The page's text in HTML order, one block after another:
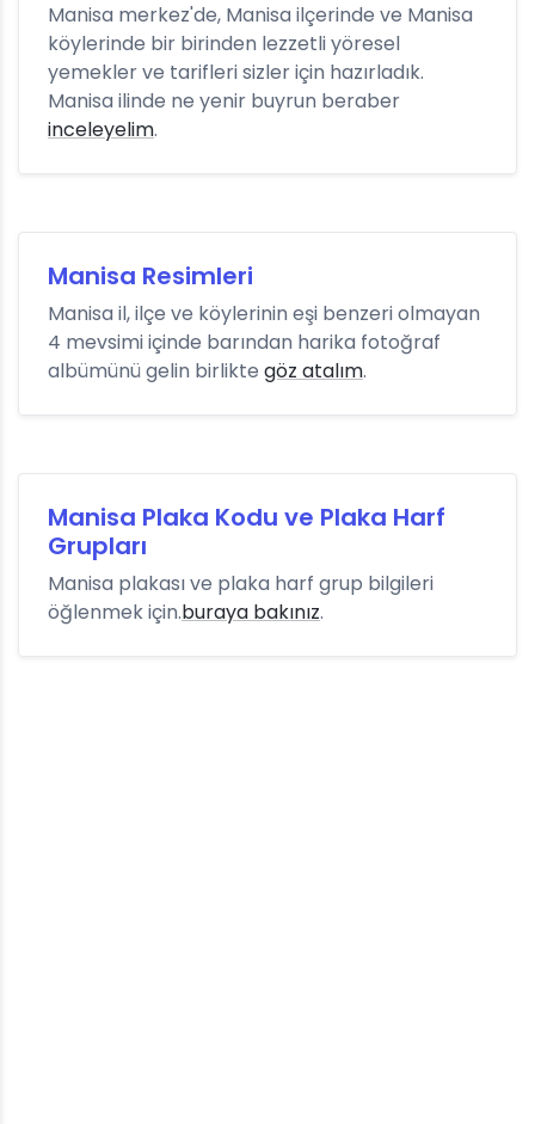
Manisa merkez'de, Manisa ilçerinde ve Manisa
köylerinde bir birinden lezzetli yöresel
yemekler ve tarifleri sizler için hazırladık.
Manisa ilinde ne yenir buyrun beraber
inceleyelim.
Manisa Resimleri
Manisa il, ilçe ve köylerinin eşi benzeri olmayan
4 mevsimi içinde barından harika fotoğraf
albümünü gelin birlikte göz atalım.
Manisa Plaka Kodu ve Plaka Harf
Grupları
Manisa plakası ve plaka harf grup bilgileri
öğlenmek için.buraya bakınız.